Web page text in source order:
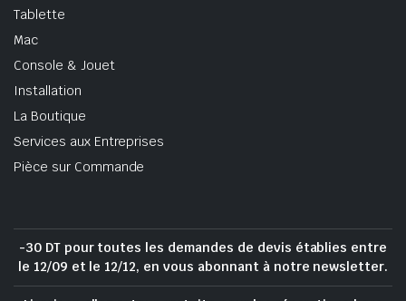
Tablette
Mac
Console & Jouet
Installation
La Boutique
Services aux Entreprises
Pièce sur Commande
-30 DT pour toutes les demandes de devis établies entre
le 12/09 et le 12/12, en vous abonnant à notre newsletter.